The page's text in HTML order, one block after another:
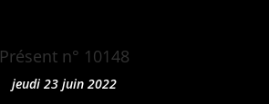
Présent n° 10148
jeudi 23 juin 2022